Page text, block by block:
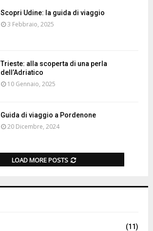
Scopri Udine: la guida di viaggio
3 Febbraio, 2025
Trieste: alla scoperta di una perla
dell’Adriatico
10 Gennaio, 2025
Guida di viaggio a Pordenone
20 Dicembre, 2024
LOAD MORE POSTS
(11)